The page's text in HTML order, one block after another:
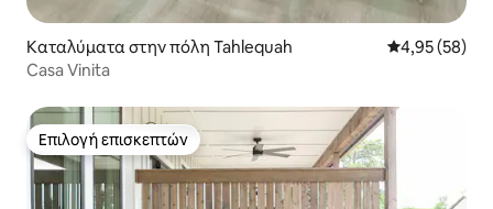
Καταλύματα στην πόλη Tahlequah Μέση
4,95 (58)
Casa Vinita
Επιλογή επισκεπτών
Επιλογή επισκεπτών